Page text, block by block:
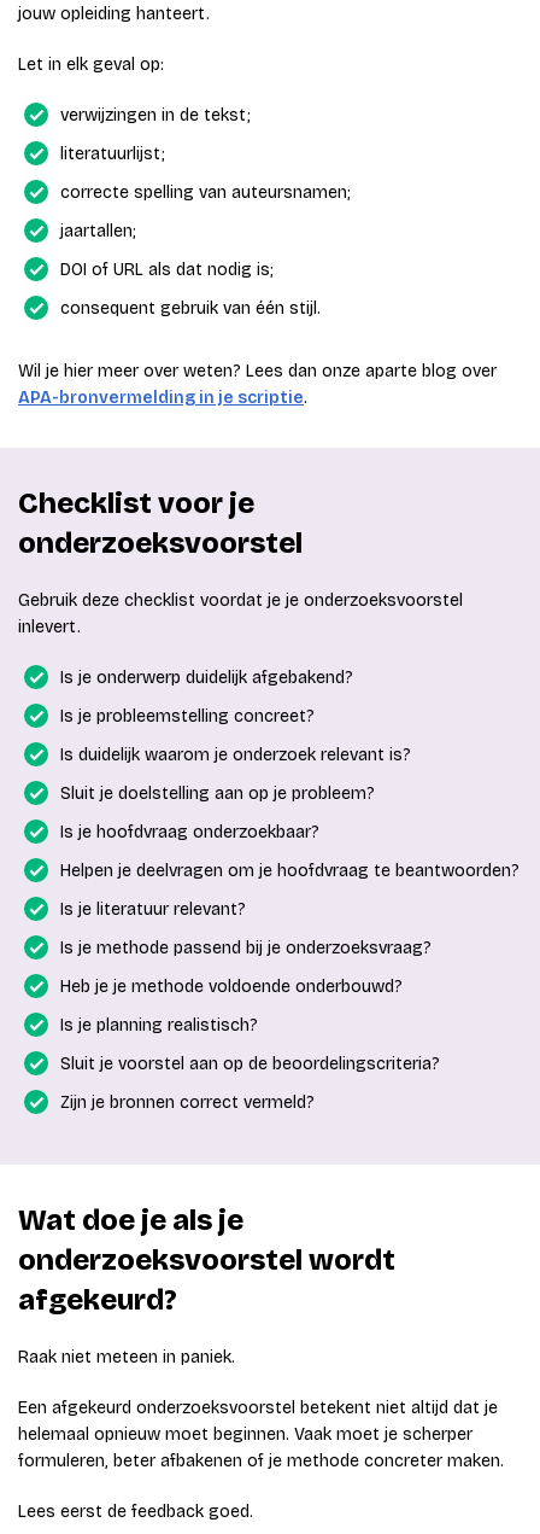
jouw opleiding hanteert.
Let in elk geval op:
verwijzingen in de tekst;
literatuurlijst;
correcte spelling van auteursnamen;
jaartallen;
DOI of URL als dat nodig is;
consequent gebruik van één stijl.
Wil je hier meer over weten? Lees dan onze aparte blog over
APA-bronvermelding in je scriptie.
Checklist voor je
onderzoeksvoorstel
Gebruik deze checklist voordat je je onderzoeksvoorstel
inlevert.
Is je onderwerp duidelijk afgebakend?
Is je probleemstelling concreet?
Is duidelijk waarom je onderzoek relevant is?
Sluit je doelstelling aan op je probleem?
Is je hoofdvraag onderzoekbaar?
Helpen je deelvragen om je hoofdvraag te beantwoorden?
Is je literatuur relevant?
Is je methode passend bij je onderzoeksvraag?
Heb je je methode voldoende onderbouwd?
Is je planning realistisch?
Sluit je voorstel aan op de beoordelingscriteria?
Zijn je bronnen correct vermeld?
Wat doe je als je
onderzoeksvoorstel wordt
afgekeurd?
Raak niet meteen in paniek.
Een afgekeurd onderzoeksvoorstel betekent niet altijd dat je
helemaal opnieuw moet beginnen. Vaak moet je scherper
formuleren, beter afbakenen of je methode concreter maken.
Lees eerst de feedback goed.